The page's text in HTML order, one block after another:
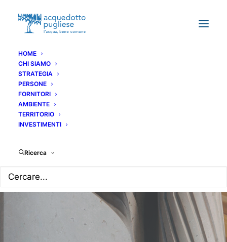
HOME
CHI SIAMO
STRATEGIA
PERSONE
FORNITORI
AMBIENTE
TERRITORIO
INVESTIMENTI
Ricerca